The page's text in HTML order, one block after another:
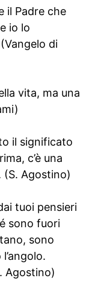
il Padre che
io lo
di
vita, ma una
il significato
c’è una
Agostino)
tuoi pensieri
sono fuori
sono
Agostino)